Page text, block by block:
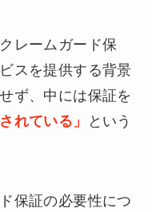
レームガード保
スを提供する背景
ず、中には保証を
れている」
という
保証の必要性につ